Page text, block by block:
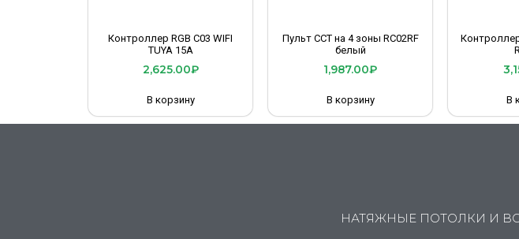
Контроллер RGB C03 WIFI
TUYA 15A
2,625.00₽
В корзину
Пульт CCT на 4 зоны RC02RF
белый
1,987.00₽
В корзину В
НАТЯЖНЫЕ ПОТОЛКИ И